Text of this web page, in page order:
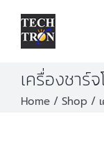
Skip
contentเครื่องชาร์จ
Home Shop